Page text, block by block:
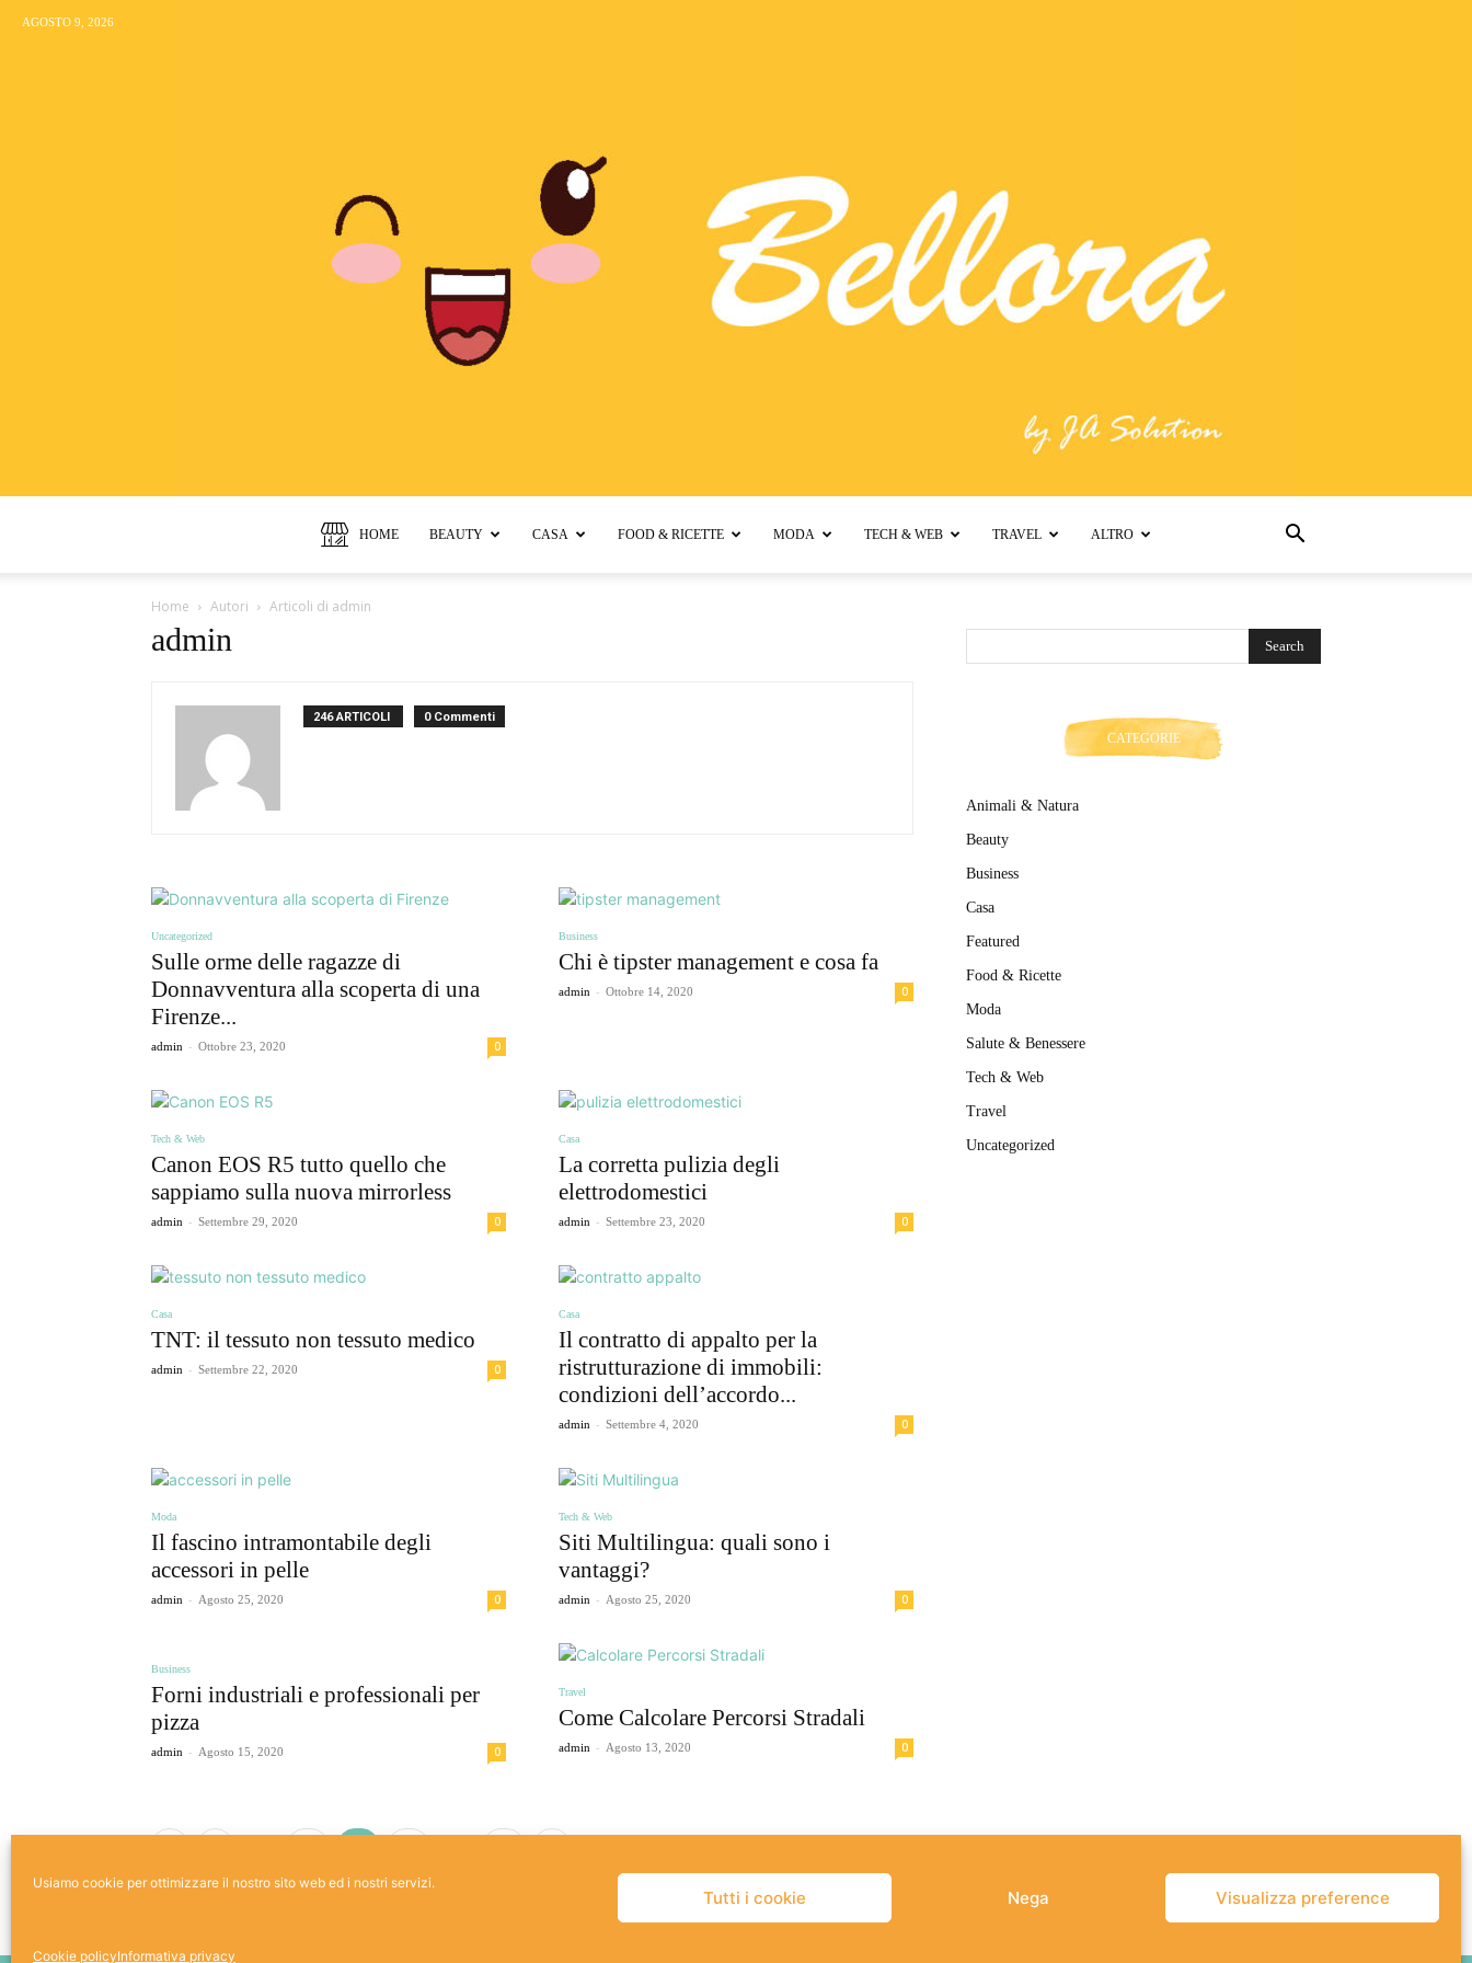
Usiamo cookie per ottimizzare il nostro sito web ed i nostri servizi.
Tutti i cookie Nega Visualizza preference
Cookie policyInformativa privacy
AGOSTO 9, 2026
HOME BEAUTY CASA FOOD & RICETTE MODA TECH & WEB TRAVEL ALTRO
Home Autori Articoli di admin
admin
246 ARTICOLI 0 Commenti
Uncategorized
Sulle orme delle ragazze di
Donnavventura alla scoperta di una
Firenze...
admin - Ottobre 23, 2020 0
Business
Chi è tipster management e cosa fa
admin - Ottobre 14, 2020 0
Tech & Web
Canon EOS R5 tutto quello che
sappiamo sulla nuova mirrorless
admin - Settembre 29, 2020 0
Casa
La corretta pulizia degli
elettrodomestici
admin - Settembre 23, 2020 0
Casa
TNT: il tessuto non tessuto medico
admin - Settembre 22, 2020 0
Casa
Il contratto di appalto per la
ristrutturazione di immobili:
condizioni dell’accordo...
admin - Settembre 4, 2020 0
Moda
Il fascino intramontabile degli
accessori in pelle
admin - Agosto 25, 2020 0
Tech & Web
Siti Multilingua: quali sono i
vantaggi?
admin - Agosto 25, 2020 0
Business
Forni industriali e professionali per
pizza
admin - Agosto 15, 2020 0
Travel
Come Calcolare Percorsi Stradali
admin - Agosto 13, 2020 0
CATEGORIE
Animali & Natura
Beauty
Business
Casa
Featured
Food & Ricette
Moda
Salute & Benessere
Tech & Web
Travel
Uncategorized